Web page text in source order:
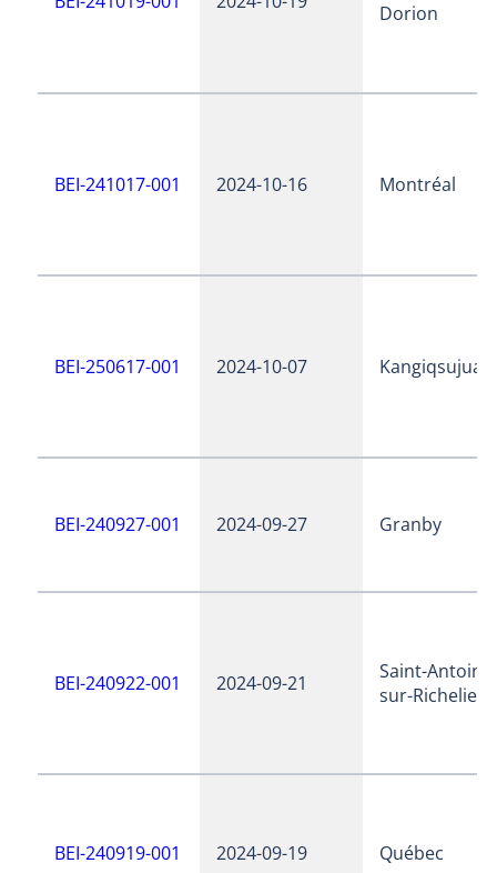
Dorion
BEI-241017-001 2024-10-16 Montréal
BEI-250617-001 2024-10-07 Kangiqsujuaq
BEI-240927-001 2024-09-27 Granby
BEI-240922-001 2024-09-21
Saint-
sur-Richelieu
BEI-240919-001 2024-09-19 Québec